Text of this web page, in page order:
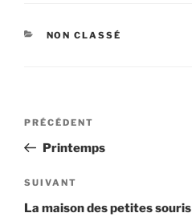
CATÉGORIES
NON CLASSÉ
Navigation
l’article
Article
précédent
PRÉCÉDENT
Printemps
Article
suivant
SUIVANT
La maison des petites souris